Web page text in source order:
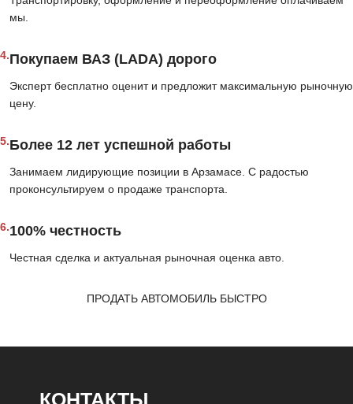
мы.
4.Покупаем ВАЗ (LADA) дорого
Эксперт бесплатно оценит и предложит максимальную рыночную
цену.
5.Более 12 лет успешной работы
Занимаем лидирующие позиции в Арзамасе. С радостью
проконсультируем о продаже транспорта.
6.100% честность
Честная сделка и актуальная рыночная оценка авто.
ПРОДАТЬ АВТОМОБИЛЬ БЫСТРО
КОНТАКТЫ